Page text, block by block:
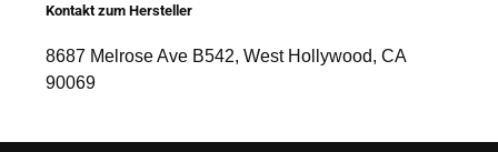
Kontakt zum Hersteller
8687 Melrose Ave B542, West Hollywood, CA
90069